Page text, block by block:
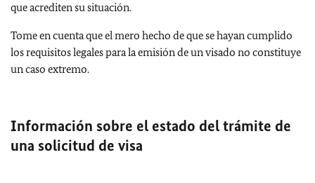
que acrediten su situación.
Tome en cuenta que el mero hecho de que se hayan cumplido
los requisitos legales para la emisión de un visado no constituye
un caso extremo.
Información sobre el estado del trámite de
una solicitud de visa